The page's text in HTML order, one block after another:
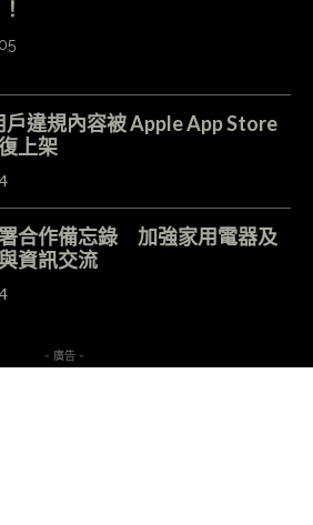
戶違規內容被 Apple App Store
上架
合作備忘錄 加強家用電器及
資訊交流
- 廣告 -